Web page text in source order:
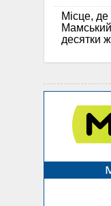
Місце,
десятки